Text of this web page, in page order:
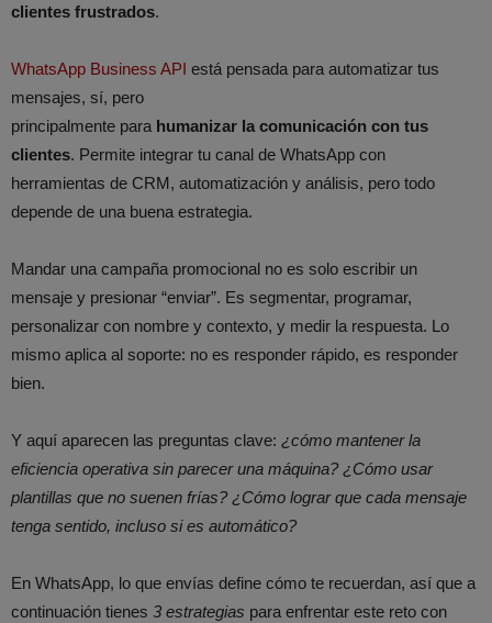
clientes frustrados.
WhatsApp Business API está pensada para automatizar tus
mensajes, sí, pero
principalmente para humanizar la comunicación con tus
clientes. Permite integrar tu canal de WhatsApp con
herramientas de CRM, automatización y análisis, pero todo
depende de una buena estrategia.
Mandar una campaña promocional no es solo escribir un
mensaje y presionar “enviar”. Es segmentar, programar,
personalizar con nombre y contexto, y medir la respuesta. Lo
mismo aplica al soporte: no es responder rápido, es responder
bien.
Y aquí aparecen las preguntas clave: ¿cómo mantener la
eficiencia operativa sin parecer una máquina? ¿Cómo usar
plantillas que no suenen frías? ¿Cómo lograr que cada mensaje
tenga sentido, incluso si es automático?
En WhatsApp, lo que envías define cómo te recuerdan, así que a
continuación tienes 3 estrategias para enfrentar este reto con